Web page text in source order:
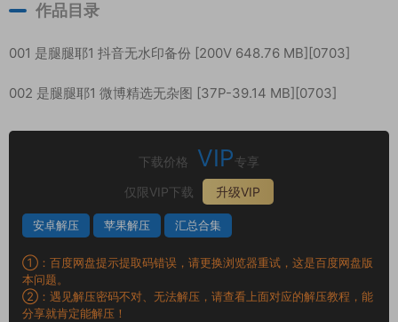
作品目录
001 是腿腿耶1 抖音无水印备份 [200V 648.76 MB][0703]
002 是腿腿耶1 微博精选无杂图 [37P-39.14 MB][0703]
下载价格 VIP 专享
仅限VIP下载
升级VIP
安卓解压 苹果解压 汇总合集
①：百度网盘提示提取码错误，请更换浏览器重试，这是百度网盘版
本问题。
②：遇见解压密码不对、无法解压，请查看上面对应的解压教程，能
分享就肯定能解压！